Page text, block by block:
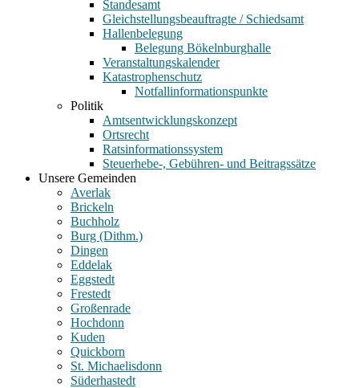
Standesamt
Gleichstellungsbeauftragte / Schiedsamt
Hallenbelegung
Belegung Bökelnburghalle
Veranstaltungskalender
Katastrophenschutz
Notfallinformationspunkte
Politik
Amtsentwicklungskonzept
Ortsrecht
Ratsinformationssystem
Steuerhebe-, Gebühren- und Beitragssätze
Unsere Gemeinden
Averlak
Brickeln
Buchholz
Burg (Dithm.)
Dingen
Eddelak
Eggstedt
Frestedt
Großenrade
Hochdonn
Kuden
Quickborn
St. Michaelisdonn
Süderhastedt